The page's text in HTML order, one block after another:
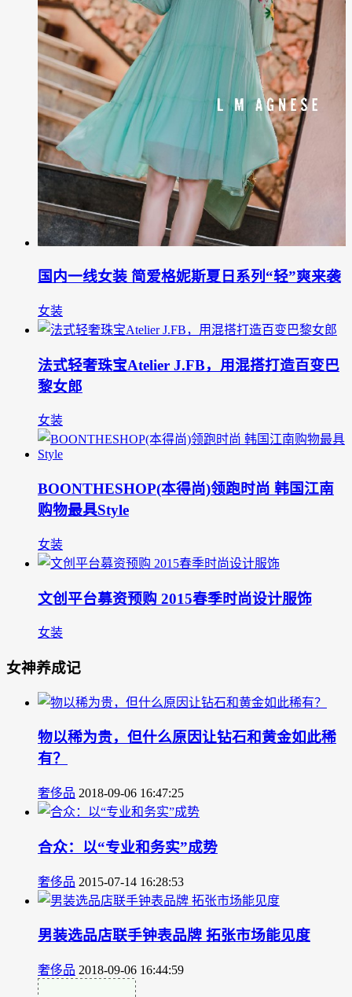
国内一线女装 简爱格妮斯夏日系列“轻”爽来袭
女装
法式轻奢珠宝Atelier J.FB，用混搭打造百变巴
黎女郎
女装
BOONTHESHOP(本得尚)领跑时尚 韩国江南
购物最具Style
女装
文创平台募资预购 2015春季时尚设计服饰
女装
女神养成记
物以稀为贵，但什么原因让钻石和黄金如此稀
有？
奢侈品 2018-09-06 16:47:25
合众：以“专业和务实”成势
奢侈品 2015-07-14 16:28:53
男装选品店联手钟表品牌 拓张市场能见度
奢侈品 2018-09-06 16:44:59